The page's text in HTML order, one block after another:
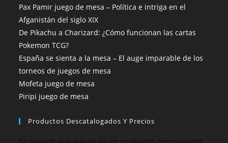
Pax Pamir juego de mesa – Política e intriga en el
Afganistán del siglo XIX
De Pikachu a Charizard: ¿Cómo funcionan las cartas
Pokemon TCG?
España se sienta a la mesa – El auge imparable de los
torneos de juegos de mesa
Mofeta juego de mesa
Piripi juego de mesa
Productos Descatalogados Y Precios